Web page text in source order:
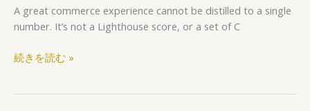
A great commerce experience cannot be distilled to a single
number. It’s not a Lighthouse score, or a set of C
nominate
続きを読む »